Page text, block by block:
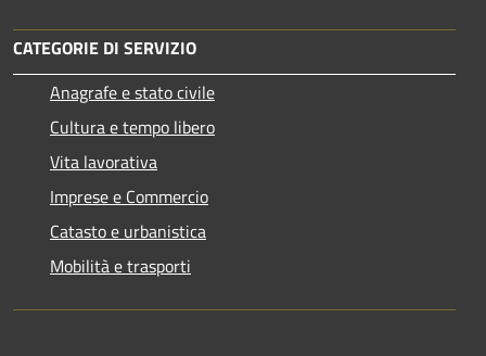
CATEGORIE DI SERVIZIO
Anagrafe e stato civile
Cultura e tempo libero
Vita lavorativa
Imprese e Commercio
Catasto e urbanistica
Mobilità e trasporti